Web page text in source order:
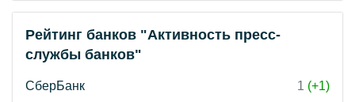
Рейтинг банков "Активность пресс-
службы банков"
СберБанк 1 (+1)